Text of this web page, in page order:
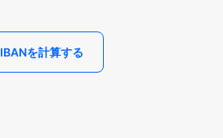
IBANを計算する